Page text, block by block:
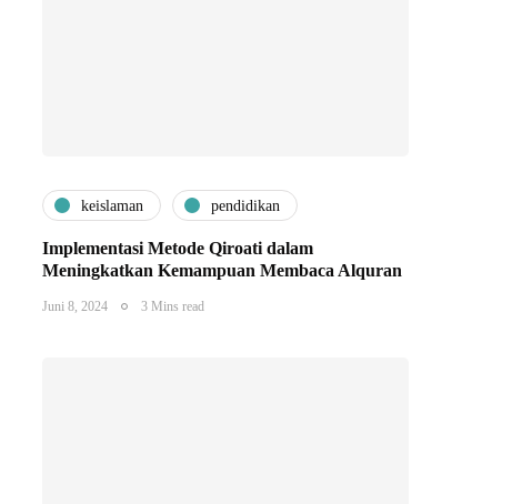
keislaman pendidikan
Implementasi Metode Qiroati dalam
Meningkatkan Kemampuan Membaca Alquran
Juni 8, 2024 3 Mins read